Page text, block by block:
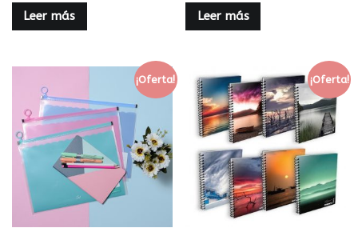
Leer más Leer más
¡Oferta! ¡Oferta!